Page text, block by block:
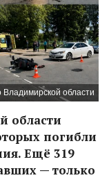
области
области
погибли
Ещё 319
— только